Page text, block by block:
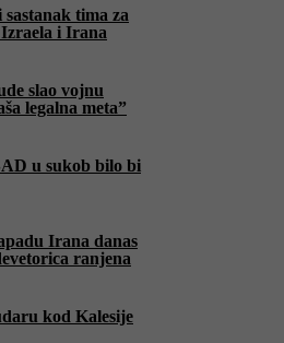
tima za
i Irana
slao vojnu
legalna meta”
u sukob bilo bi
Irana danas
ranjena
kod Kalesije